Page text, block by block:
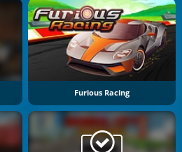
Furious Racing